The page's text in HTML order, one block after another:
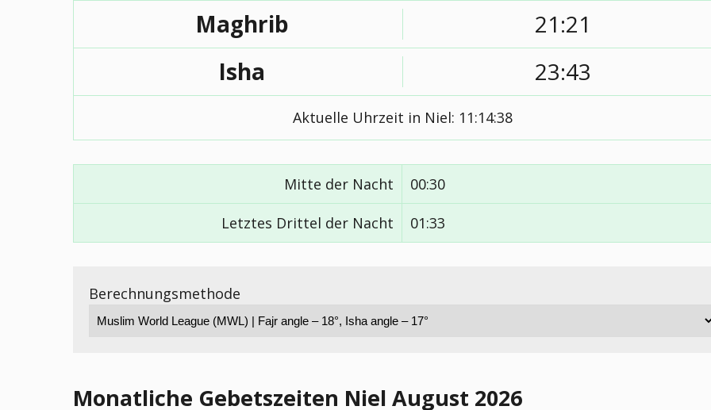
Maghrib
21:21
Isha
23:43
Aktuelle Uhrzeit in Niel: 11:14:39
Mitte der Nacht 00:30
Letztes Drittel der Nacht 01:33
Berechnungsmethode
Monatliche Gebetszeiten Niel August 2026